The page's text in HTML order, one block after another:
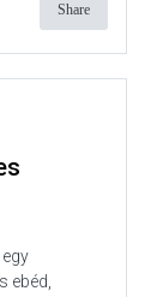
Share
ebéd,